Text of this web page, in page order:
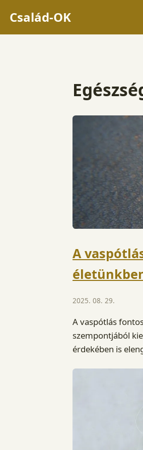
Család-OK
A
2025. 08. 29.
A vaspótlás
szempontjából
érdekében is